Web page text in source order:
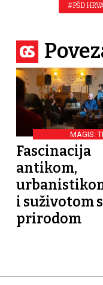
#PŠD
MAGIS:
Fascinacija
antikom,
i suživotom s
prirodom